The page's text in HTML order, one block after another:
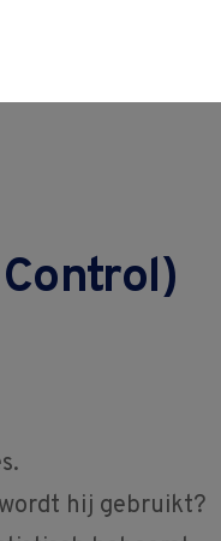
wordt ook
hij gebruikt?